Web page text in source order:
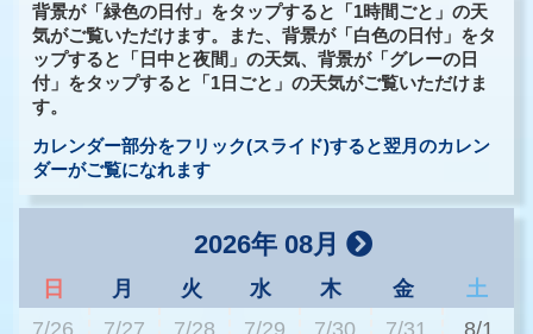
背景が「緑色の日付」をタップすると「1時間ごと」の天
気がご覧いただけます。また、背景が「白色の日付」をタ
ップすると「日中と夜間」の天気、背景が「グレーの日
付」をタップすると「1日ごと」の天気がご覧いただけま
す。
カレンダー部分をフリック(スライド)すると翌月のカレン
ダーがご覧になれます
2026年 08月
日 月 火 水 木 金
土
7/26
7/27 7/28 7/29 7/30 7/31 8/1